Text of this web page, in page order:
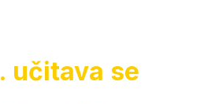
učitava se